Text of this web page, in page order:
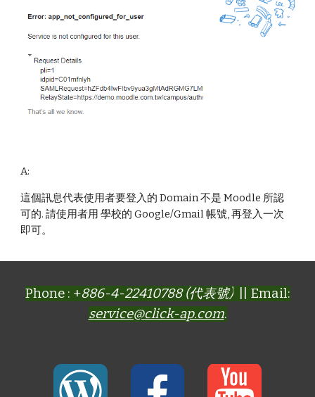
A:
這個訊息代表使用者要登入的 Domain 不是 Moodle 所認
可的. 請使用者用 學校的 Google/Gmail 帳號, 再登入一次
即可。
Phone : +886-4-22410788 (代表號)|| Email:
service@click-ap.com.